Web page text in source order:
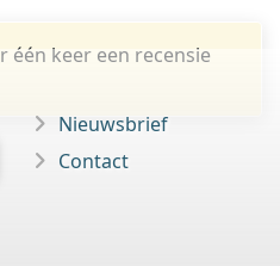
één keer een recensie
Nieuwsbrief
Contact